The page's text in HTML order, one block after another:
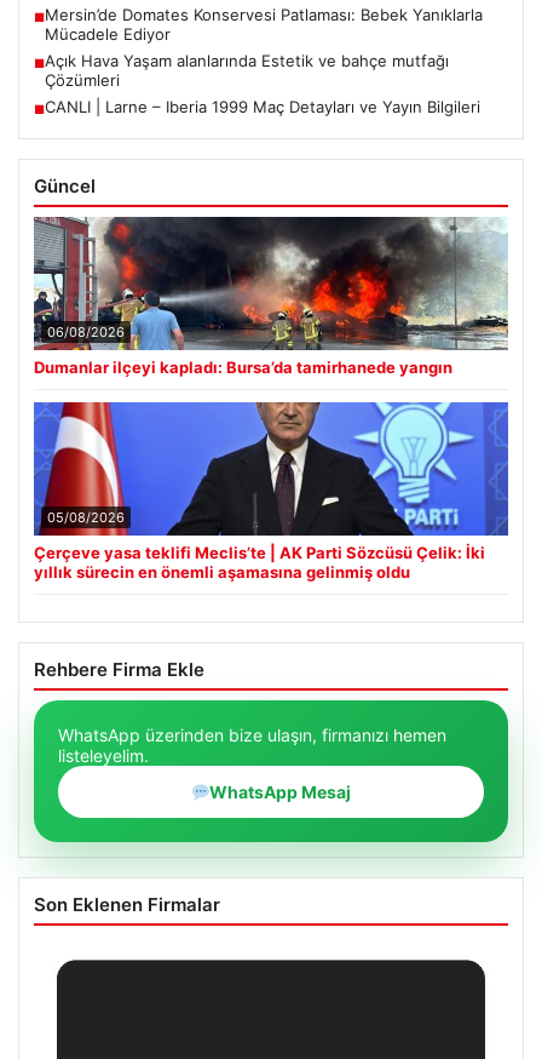
■Mersin’de Domates Konservesi Patlaması: Bebek Yanıklarla
Mücadele Ediyor
■Açık Hava Yaşam alanlarında Estetik ve bahçe mutfağı
Çözümleri
■CANLI | Larne – Iberia 1999 Maç Detayları ve Yayın Bilgileri
Güncel
06/08/2026
Dumanlar ilçeyi kapladı: Bursa’da tamirhanede yangın
05/08/2026
Çerçeve yasa teklifi Meclis’te | AK Parti Sözcüsü Çelik: İki
yıllık sürecin en önemli aşamasına gelinmiş oldu
Rehbere Firma Ekle
WhatsApp üzerinden bize ulaşın, firmanızı hemen
listeleyelim.
WhatsApp Mesaj
Son Eklenen Firmalar